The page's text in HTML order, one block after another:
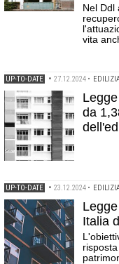
Nel Ddl
vita
UP-TO-DATE • 27.12.2024 •
da
UP-TO-DATE • 23.12.2024 •
Italia